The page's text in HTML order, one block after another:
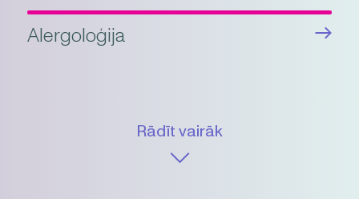
Alergoloģija
Rādīt vairāk